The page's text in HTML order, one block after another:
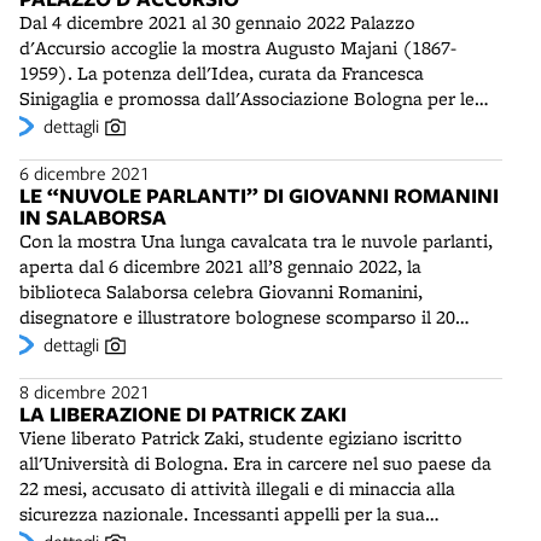
piantagione di tulipani nella periferia della Bolognina che
nel 2021, durante la fioritura, ha accolto migliaia di
visitatori.
Dal 4 dicembre 2021 al 30 gennaio 2022 Palazzo
d'Accursio accoglie la mostra Augusto Majani (1867-
1959). La potenza dell'Idea, curata da Francesca
Sinigaglia e promossa dall'Associazione Bologna per le
Arti. La carriera di Augusto Majani pittore è per la prima
nelle successive fasi tematiche e stilistiche, dagli esordi
romani all'ultimo soggiorno in Friuli. Profondamente
interessato alle sorti umane e alle dinamiche sociali,
l'artista di Budrio ha sviluppato a lungo una pittura di
tematica storica – il Risorgimento dei garibaldini – e ha
ritratto le classi umili con spirito solidaristico. Nella parte
finale del suo percorso si è avvicinato invece a temi
religiosi e a visioni più intime e liriche. Più che come
pittore, Augusto Majani, con il nome d'arte di Nasica, è
conosciuto maggiormente come il cronista disincantato e
divertito della Belle Époque bolognese, illustratore
funambolico di riviste satiriche e di prime pagine – molte
delle quali divenute storiche ed emblematiche – del
“Resto del Carlino”.
dettagli
6 dicembre 2021
LE “NUVOLE PARLANTI” DI GIOVANNI ROMANINI
IN SALABORSA
Con la mostra Una lunga cavalcata tra le nuvole parlanti,
aperta dal 6 dicembre 2021 all’8 gennaio 2022, la
biblioteca Salaborsa celebra Giovanni Romanini,
disegnatore e illustratore bolognese scomparso il 20
marzo 2020. Negli anni Sessanta egli fu collaboratore alla
fumetto come aiutante di Roberto Raviola (Magnus)
nelle note serie Kriminal, Satanik e Alan Ford. In seguito
lavorò a personaggi di genere nero e erotico - Ulula,
Bionika, Lady Domina - per la Edilfumetto di Renzo
Barbieri. Nel 1977 fu autore con Magnus della serie La
compagnia della Forca, pubblicata dalle Edizioni Geis.
dettagli
8 dicembre 2021
LA LIBERAZIONE DI PATRICK ZAKI
Viene liberato Patrick Zaki, studente egiziano iscritto
all'Università di Bologna. Era in carcere nel suo paese da
22 mesi, accusato di attività illegali e di minaccia alla
sicurezza nazionale. Incessanti appelli per la sua